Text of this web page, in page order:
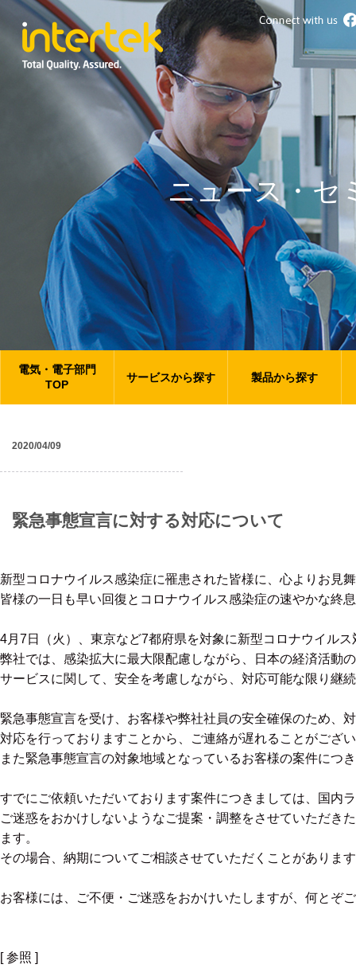
ニュース・セ
電気・電子部門
TOP
サービスから探す 製品から探す
2020/04/09
緊急事態宣言に対する対応について
新型コロナウイルス感染症に罹患された皆様に、心よりお見
皆様の一日も早い回復とコロナウイルス感染症の速やかな終
4月7日（火）、東京など7都府県を対象に新型コロナウイル
弊社では、感染拡大に最大限配慮しながら、日本の経済活動
サービスに関して、安全を考慮しながら、対応可能な限り継
緊急事態宣言を受け、お客様や弊社社員の安全確保のため、
対応を行っておりますことから、ご連絡が遅れることがござ
また緊急事態宣言の対象地域となっているお客様の案件につ
すでにご依頼いただいております案件につきましては、国内
ご迷惑をおかけしないようなご提案・調整をさせていただき
ます。
その場合、納期についてご相談させていただくことがありま
お客様には、ご不便・ご迷惑をおかけいたしますが、何とぞ
[ 参照 ]